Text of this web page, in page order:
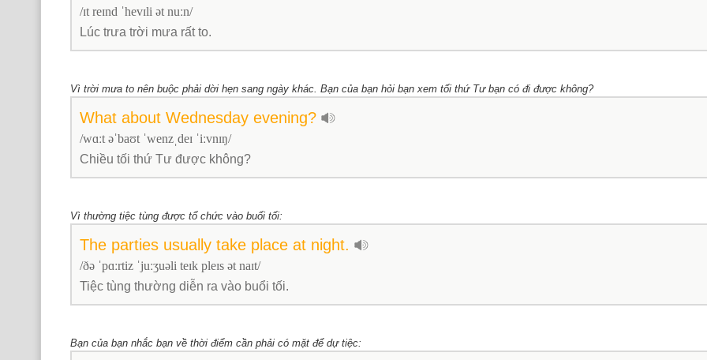
/ɪt reɪnd ˈhevɪli ət nuːn/
Lúc trưa trời mưa rất to.
Vì trời mưa to nên buộc phải dời hẹn sang ngày khác. Bạn của bạn hỏi bạn xem tối thứ Tư bạn có đi được không?
What about Wednesday evening?
/wɑːt əˈbaʊt ˈwenzˌdeɪ ˈiːvnɪŋ/
Chiều tối thứ Tư được không?
Vì thường tiệc tùng được tổ chức vào buổi tối:
The parties usually take place at night.
/ðə ˈpɑːrtiz ˈjuːʒuəli teɪk pleɪs ət naɪt/
Tiệc tùng thường diễn ra vào buổi tối.
Bạn của bạn nhắc bạn về thời điểm cần phải có mặt để dự tiệc: